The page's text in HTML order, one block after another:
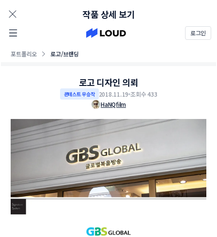
로그인
포트폴리오 로고/브랜딩
작품 상세 보기
로고 디자인 의뢰
콘테스트 우승작 2018.11.19 조회수 433
HaNQfilm